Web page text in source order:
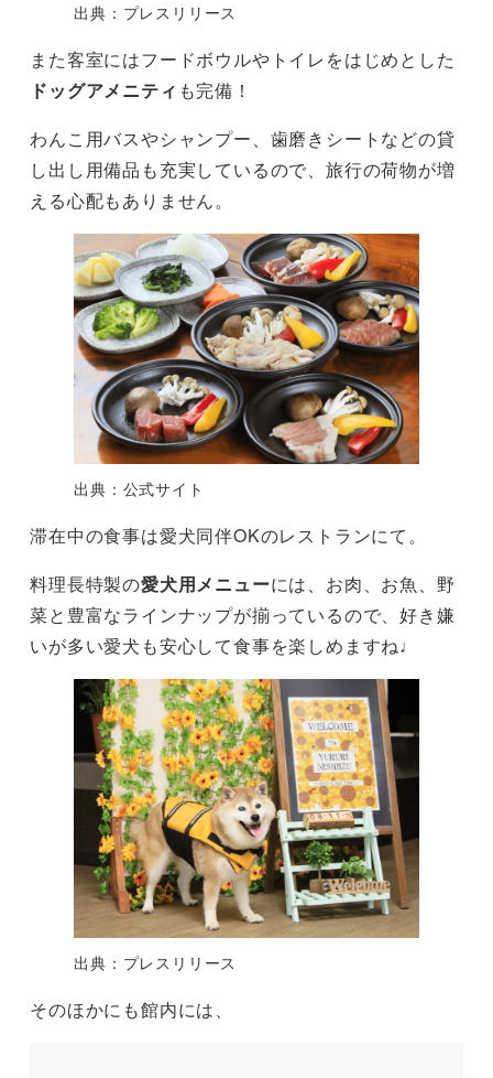
出典：プレスリリース
また客室にはフードボウルやトイレをはじめとした
ドッグアメニティ も完備！
わんこ用バスやシャンプー、歯磨きシートなどの貸
し出し用備品も充実しているので、旅行の荷物が増
える心配もありません。
出典：公式サイト
滞在中の食事は愛犬同伴OKのレストランにて。
料理長特製の愛犬用メニューには、お肉、お魚、野
菜と豊富なラインナップが揃っているので、好き嫌
いが多い愛犬も安心して食事を楽しめますね♩
出典：プレスリリース
そのほかにも館内には、